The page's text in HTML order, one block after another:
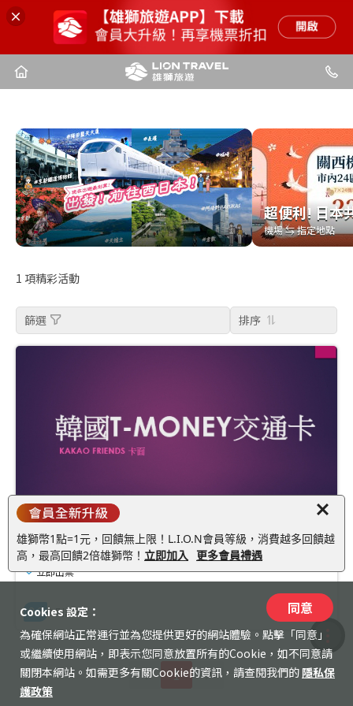
雄獅幣1點=1元，回饋無上限！L.I.O.N會員等級，消費越多回饋越
高，最高回饋2倍雄獅幣！ 立即加入 更多會員禮遇
超便利! 日本
機場 ⇆ 指定地點
超便利! 日本
機場 ⇆ 指定地點
1 項精彩活動
篩選 排序
韓國T-money交通卡/網卡套票
立即出票
3.3 3則評分 TWD150
1
收藏
紀錄
Cookies 設定：
為確保網站正常運行並為您提供更好的網站體驗。點擊「同意」
或繼續使用網站，即表示您同意放置所有的Cookie，如不同意請
關閉本網站。如需更多有關Cookie的資訊，請查閱我們的 隱私保
護政策
同意